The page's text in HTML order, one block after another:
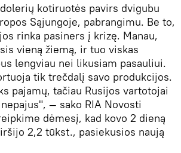
kotiruotės pavirs dvigubu
Sąjungoje, pabrangimu. Be to,
rinka pasiners į krizę. Manau,
vieną žiemą, ir tuo viskas
lengviau nei likusiam pasauliui.
tik trečdalį savo produkcijos.
pajamų, tačiau Rusijos vartotojai
— sako RIA Novosti
dėmesį, kad kovo 2 dieną
2,2 tūkst., pasiekusios naują